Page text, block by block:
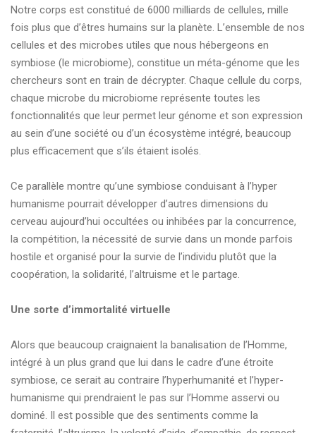
Notre corps est constitué de 6000 milliards de cellules, mille
fois plus que d’êtres humains sur la planète. L’ensemble de nos
cellules et des microbes utiles que nous hébergeons en
symbiose (le microbiome), constitue un méta-génome que les
chercheurs sont en train de décrypter. Chaque cellule du corps,
chaque microbe du microbiome représente toutes les
fonctionnalités que leur permet leur génome et son expression
au sein d’une société ou d’un écosystème intégré, beaucoup
plus efficacement que s’ils étaient isolés.
Ce parallèle montre qu’une symbiose conduisant à l’hyper
humanisme pourrait développer d’autres dimensions du
cerveau aujourd’hui occultées ou inhibées par la concurrence,
la compétition, la nécessité de survie dans un monde parfois
hostile et organisé pour la survie de l’individu plutôt que la
coopération, la solidarité, l’altruisme et le partage.
Une sorte d’immortalité virtuelle
Alors que beaucoup craignaient la banalisation de l’Homme,
intégré à un plus grand que lui dans le cadre d’une étroite
symbiose, ce serait au contraire l’hyperhumanité et l’hyper-
humanisme qui prendraient le pas sur l’Homme asservi ou
dominé. Il est possible que des sentiments comme la